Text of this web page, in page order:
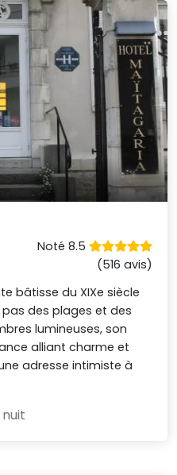
Noté 8.5
(516 avis)
bâtisse du XIXe siècle
des plages et des
lumineuses, son
alliant charme et
adresse intimiste à